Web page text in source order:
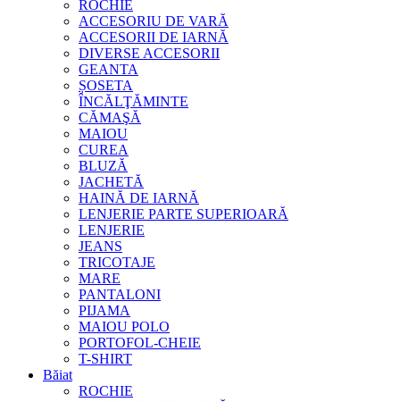
ROCHIE
ACCESORIU DE VARĂ
ACCESORII DE IARNĂ
DIVERSE ACCESORII
GEANTA
ȘOSETA
ÎNCĂLŢĂMINTE
CĂMAŞĂ
MAIOU
CUREA
BLUZĂ
JACHETĂ
HAINĂ DE IARNĂ
LENJERIE PARTE SUPERIOARĂ
LENJERIE
JEANS
TRICOTAJE
MARE
PANTALONI
PIJAMA
MAIOU POLO
PORTOFOL-CHEIE
T-SHIRT
Băiat
ROCHIE